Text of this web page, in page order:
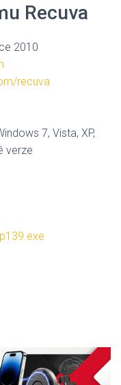
Recuva
2010
recuva
7, Vista, XP,
verze